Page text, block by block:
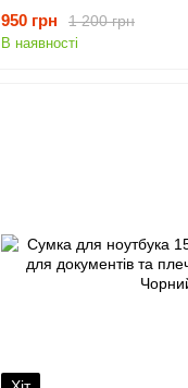
1 200 грн
950 грн
В наявності